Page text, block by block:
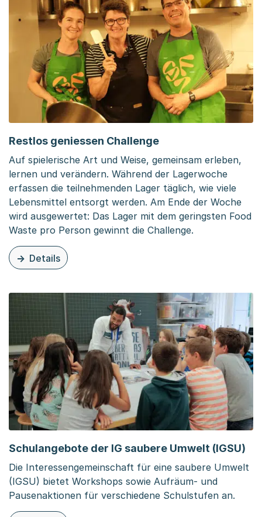
Restlos geniessen Challenge
Auf spielerische Art und Weise, gemeinsam erleben,
lernen und verändern. Während der Lagerwoche
erfassen die teilnehmenden Lager täglich, wie viele
Lebensmittel entsorgt werden. Am Ende der Woche
wird ausgewertet: Das Lager mit dem geringsten Food
Waste pro Person gewinnt die Challenge.
Details
zu diesem Inhalt: Restlos geniessen Challenge
Schulangebote der IG saubere Umwelt (IGSU)
Die Interessengemeinschaft für eine saubere Umwelt
(IGSU) bietet Workshops sowie Aufräum- und
Pausenaktionen für verschiedene Schulstufen an.